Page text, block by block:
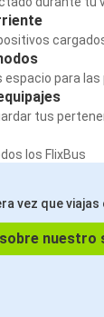
espacio para las
tus
los FlixBus
vez que
nuestro